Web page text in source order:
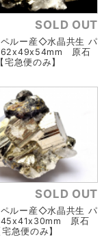
SOLD OUT
ペルー産◇水晶共生 パ
原石
宅急便のみ】
SOLD OUT
ペルー産◇水晶共生 パ
原石
宅急便のみ】